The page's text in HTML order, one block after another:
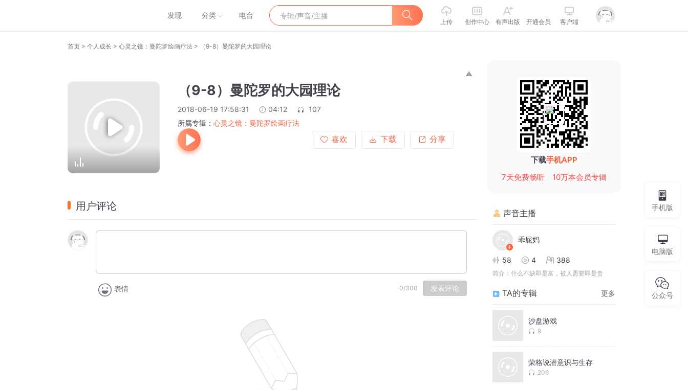
发现 分类 电台
上传 创作中心 有声出版 开通会员 客户端
首页 > 个人成长 > 心灵之镜：曼陀罗绘画疗法 > （9-8）曼陀罗的大园理论
（9-8）曼陀罗的大园理论
2018-06-19 17:58:31 04:12
107
所属专辑： 心灵之镜：曼陀罗绘画疗法
喜欢
下载 分享
用户评论
表情 0/300 发表评论
下载手机APP
7天免费畅听
10万本会员专辑
声音主播
乖屁妈
58 4 388
简介： 什么不缺即是富，被人需要即是贵
TA的专辑 更多
沙盘游戏
9
荣格说潜意识与生存
206
手机版
电脑版
公众号